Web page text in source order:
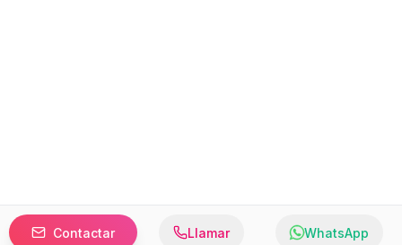
Contactar Llamar WhatsApp